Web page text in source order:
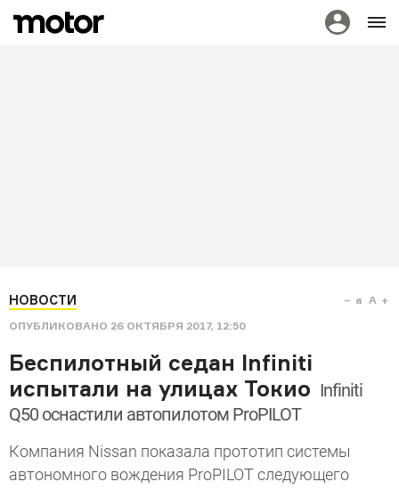
НОВОСТИ
ОПУБЛИКОВАНО 26 ОКТЯБРЯ 2017, 12:50
a A
Беспилотный седан Infiniti
испытали на улицах Токио Infiniti
Q50 оснастили автопилотом ProPILOT
Компания Nissan показала прототип системы
автономного вождения ProPILOT следующего